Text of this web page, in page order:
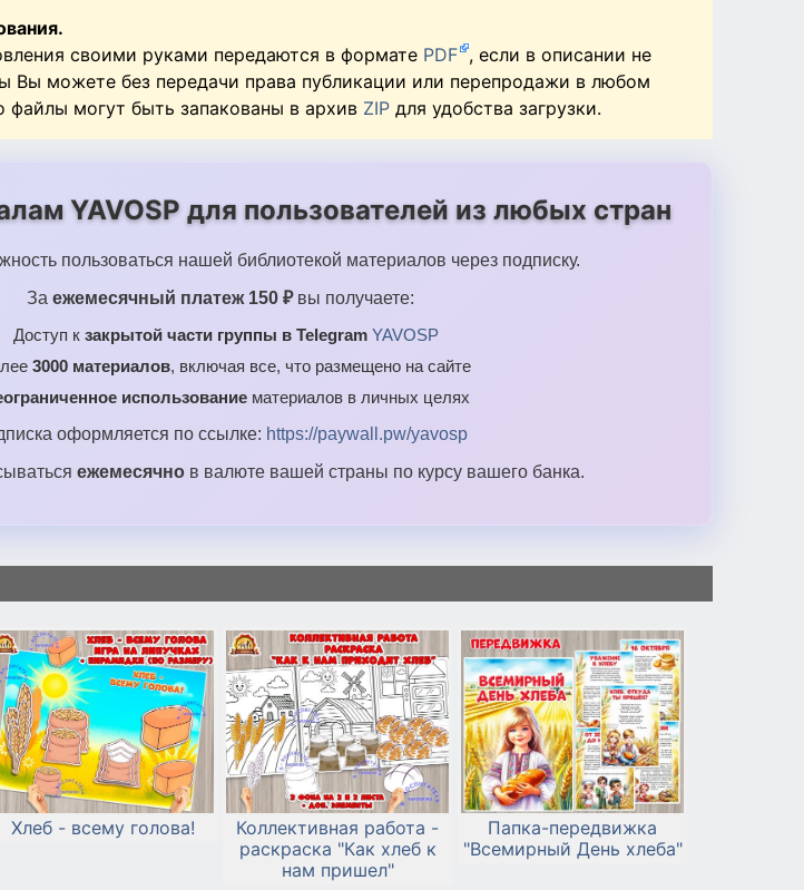
своими руками передаются в формате PDF , если в описании не
Вы можете без передачи права публикации или перепродажи в любом
файлы могут быть запакованы в архив ZIP для удобства загрузки.
YAVOSP для пользователей из любых стран
пользоваться нашей библиотекой материалов через подписку.
За ежемесячный платеж 150 ₽вы получаете:
Доступ к закрытой части группы в Telegram YAVOSP
3000 материалов, включая все, что размещено на сайте
использованиематериалов в личных целях
оформляется по ссылке: https://paywall.pw/yavosp
ежемесячно в валюте вашей страны по курсу вашего банка.
Хлеб - всему голова!
Коллективная работа -
раскраска "Как хлеб к
нам пришел"
Папка-передвижка
"Всемирный День хлеба"